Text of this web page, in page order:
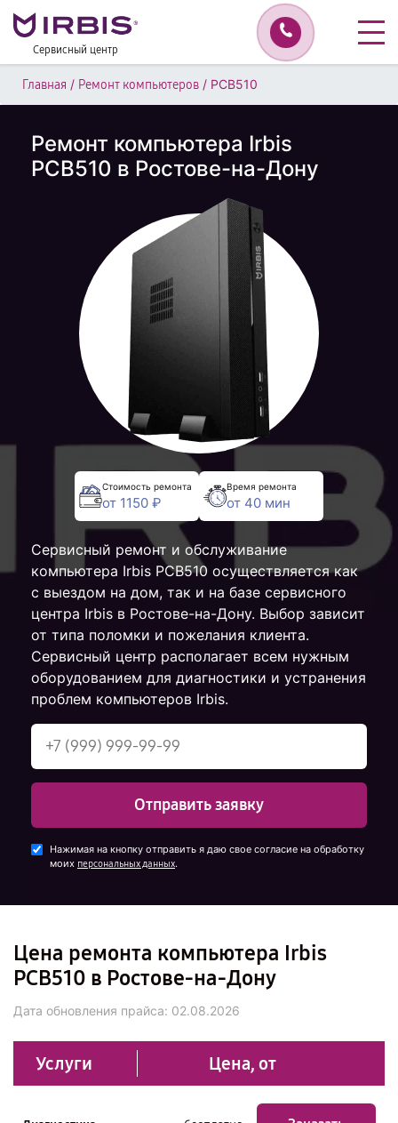
Сервисный центр
Главная / Ремонт компьютеров / PCB510
Ремонт компьютера Irbis
PCB510 в Ростове-на-Дону
Стоимость ремонта
от 1150 ₽
Время ремонта
от 40 мин
Сервисный ремонт и обслуживание
компьютера Irbis PCB510 осуществляется как
с выездом на дом, так и на базе сервисного
центра Irbis в Ростове-на-Дону. Выбор зависит
от типа поломки и пожелания клиента.
Сервисный центр располагает всем нужным
оборудованием для диагностики и устранения
проблем компьютеров Irbis.
Отправить заявку
Нажимая на кнопку отправить я даю свое согласие на обработку
моих персональных данных.
Цена ремонта компьютера Irbis
PCB510 в Ростове-на-Дону
Дата обновления прайса: 02.08.2026
Услуги Цена, от